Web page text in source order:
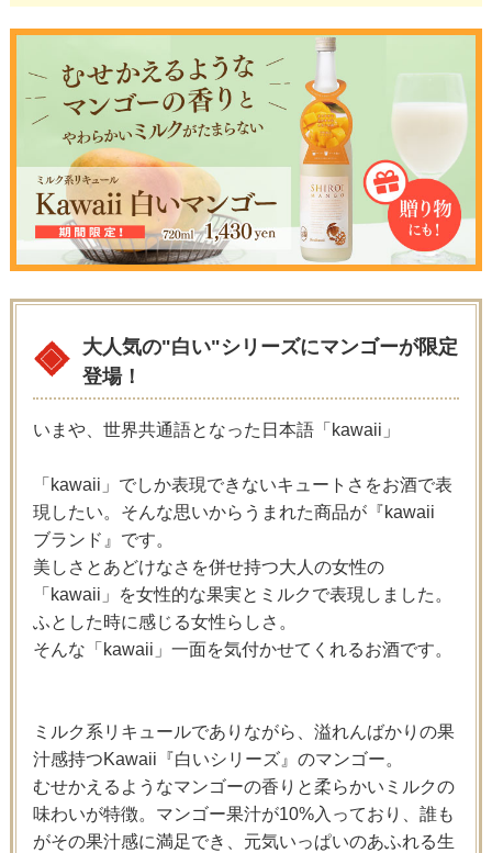
大人気の"白い"シリーズにマンゴーが限定
登場！
いまや、世界共通語となった日本語「kawaii」
「kawaii」でしか表現できないキュートさをお酒で表
現したい。そんな思いからうまれた商品が『kawaii
ブランド』です。
美しさとあどけなさを併せ持つ大人の女性の
「kawaii」を女性的な果実とミルクで表現しました。
ふとした時に感じる女性らしさ。
そんな「kawaii」一面を気付かせてくれるお酒です。
ミルク系リキュールでありながら、溢れんばかりの果
汁感持つKawaii『白いシリーズ』のマンゴー。
むせかえるようなマンゴーの香りと柔らかいミルクの
味わいが特徴。マンゴー果汁が10%入っており、誰も
がその果汁感に満足でき、元気いっぱいのあふれる生